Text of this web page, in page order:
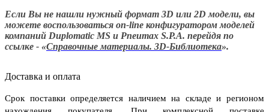
Если Вы не нашли нужный формат 3D или 2D модели, вы
можете воспользоваться on-line конфигуратором моделей
компаний Duplomatic MS и Pneumax S.P.A. перейдя по
ссылке - «Справочные материалы. 3D-Библиотека».
Доставка и оплата
Срок поставки определяется наличием на складе и регионом